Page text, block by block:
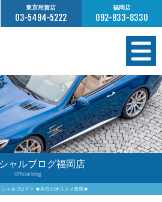
東京用賀店
03-5494-5222
福岡店
092-833-8330
在庫情報
オーダー販売
工場サービス
保証について
ャルブログ福岡店
Official blog
シャルブログ ★本日のオススメ車両★